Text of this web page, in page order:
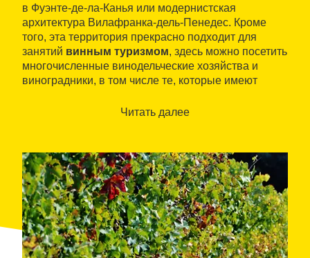
в Фуэнте-де-ла-Канья или модернистская
архитектура Вилафранка-дель-Пенедес. Кроме
того, эта территория прекрасно подходит для
занятий винным туризмом, здесь можно посетить
многочисленные винодельческие хозяйства и
виноградники, в том числе те, которые имеют
Читать далее